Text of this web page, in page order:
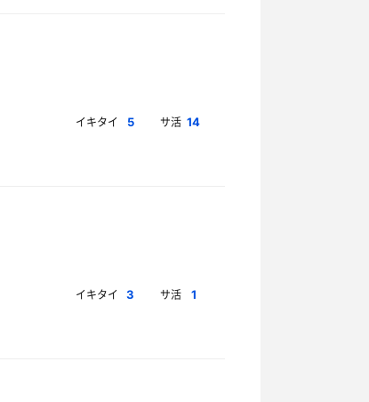
イキタイ 5 サ活 14
イキタイ 3 サ活 1